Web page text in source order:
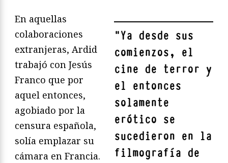
"Ya desde sus
comienzos, el
cine de terror y
el entonces
solamente
erótico se
sucedieron en la
filmografía de
En aquellas
colaboraciones
extranjeras, Ardid
trabajó con Jesús
Franco que por
aquel entonces,
agobiado por la
censura española,
solía emplazar su
cámara en Francia.